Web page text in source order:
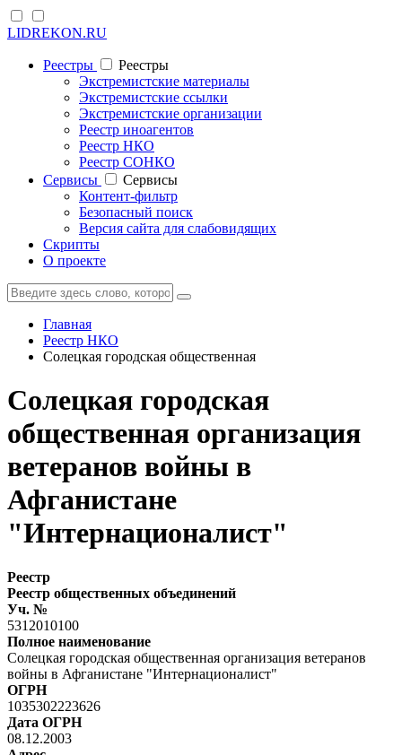
LIDREKON.RU
Реестры
Реестры
Экстремистские материалы
Экстремистские ссылки
Экстремистские организации
Реестр иноагентов
Реестр НКО
Реестр СОНКО
Cервисы
Cервисы
Контент-фильтр
Безопасный поиск
Версия сайта для слабовидящих
Скрипты
О проекте
Главная
Реестр НКО
Солецкая городская общественная
Солецкая городская
общественная организация
ветеранов войны в
Афганистане
"Интернационалист"
Реестр
Реестр общественных объединений
Уч. №
5312010100
Полное наименование
Солецкая городская общественная организация ветеранов
войны в Афганистане "Интернационалист"
ОГРН
1035302223626
Дата ОГРН
08.12.2003